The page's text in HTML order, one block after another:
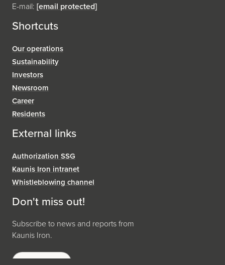
E-mail: [email protected]
Shortcuts
Our operations
Sustainability
Investors
Newsroom
Career
Residents
External links
Authorization SSG
Kaunis Iron intranet
Whistleblowing channel
Don't miss out!
Subscribe to news and reports from
Kaunis Iron.